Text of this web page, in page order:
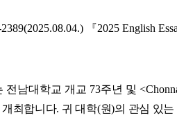
『2025 English
전남대학교 개교 73주년 및
개최합니다. 귀 대학(원)의 관심 있